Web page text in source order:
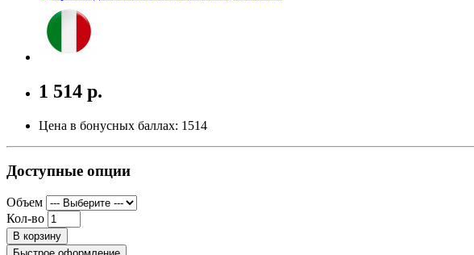
1 514 р.
Цена в бонусных баллах: 1514
Доступные опции
Объем
Кол-во
В корзину